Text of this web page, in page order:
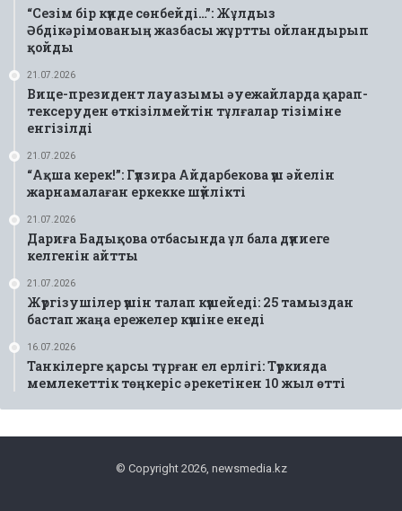
“Сезім бір күнде сөнбейді…”: Жұлдыз
Әбдікәрімованың жазбасы жұртты ойландырып
қойды
21.07.2026
Вице-президент лауазымы әуежайларда қарап-
тексеруден өткізілмейтін тұлғалар тізіміне
енгізілді
21.07.2026
“Ақша керек!”: Гүлзира Айдарбекова үш әйелін
жарнамалаған еркекке шүйлікті
21.07.2026
Дариға Бадықова отбасында ұл бала дүниеге
келгенін айтты
21.07.2026
Жүргізушілер үшін талап күшейеді: 25 тамыздан
бастап жаңа ережелер күшіне енеді
16.07.2026
Танкілерге қарсы тұрған ел ерлігі: Түркияда
мемлекеттік төңкеріс әрекетінен 10 жыл өтті
© Copyright 2026, newsmedia.kz